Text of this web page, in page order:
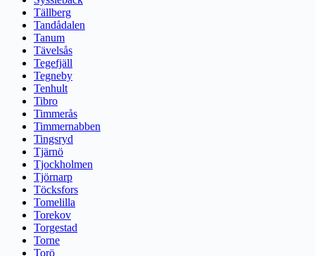
Tällberg
Tandådalen
Tanum
Tävelsås
Tegefjäll
Tegneby
Tenhult
Tibro
Timmerås
Timmernabben
Tingsryd
Tjärnö
Tjockholmen
Tjörnarp
Töcksfors
Tomelilla
Torekov
Torgestad
Torne
Torö